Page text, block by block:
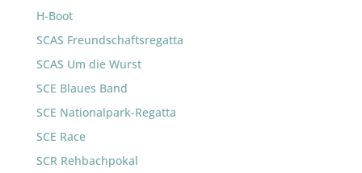
H-Boot
SCAS Freundschaftsregatta
SCAS Um die Wurst
SCE Blaues Band
SCE Nationalpark-Regatta
SCE Race
SCR Rehbachpokal